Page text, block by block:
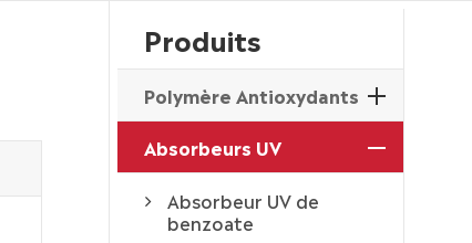
Produits
Polymère Antioxydants
Absorbeurs UV
Absorbeur UV de
benzoate